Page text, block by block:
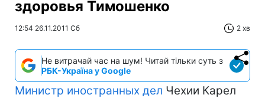
здоровья Тимошенко
12:54 26.11.2011 Сб 2 хв
Не витрачай час на шум! Читай тільки суть з
РБК-Україна у Google
Министр иностранных дел Чехии Карел